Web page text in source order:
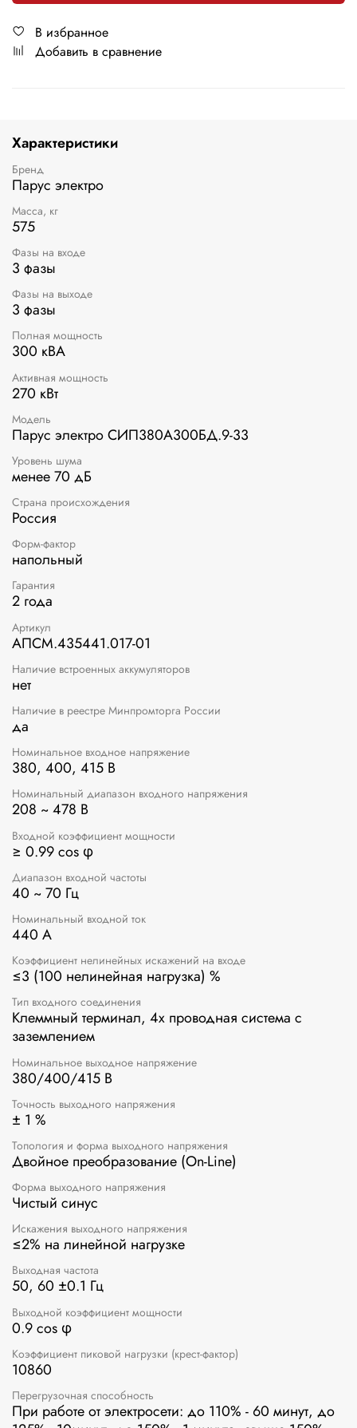
В избранное
Добавить в сравнение
Характеристики
Бренд
Парус электро
Масса, кг
575
Фазы на входе
3 фазы
Фазы на выходе
3 фазы
Полная мощность
300 кВА
Активная мощность
270 кВт
Модель
Парус электро СИП380А300БД.9-33
Уровень шума
менее 70 дБ
Страна происхождения
Россия
Форм-фактор
напольный
Гарантия
2 года
Артикул
АПСМ.435441.017-01
Наличие встроенных аккумуляторов
нет
Наличие в реестре Минпромторга России
да
Номинальное входное напряжение
380, 400, 415 В
Номинальный диапазон входного напряжения
208 ~ 478 В
Входной коэффициент мощности
≥ 0.99 cos φ
Диапазон входной частоты
40 ~ 70 Гц
Номинальный входной ток
440 A
Коэффициент нелинейных искажений на входе
≤3 (100 нелинейная нагрузка) %
Тип входного соединения
Клеммный терминал, 4х проводная система с
заземлением
Номинальное выходное напряжение
380/400/415 В
Точность выходного напряжения
± 1 %
Топология и форма выходного напряжения
Двойное преобразование (On-Line)
Форма выходного напряжения
Чистый синус
Искажения выходного напряжения
≤2% на линейной нагрузке
Выходная частота
50, 60 ±0.1 Гц
Выходной коэффициент мощности
0.9 cos φ
Коэффициент пиковой нагрузки (крест-фактор)
10860
Перегрузочная способность
При работе от электросети: до 110% - 60 минут, до